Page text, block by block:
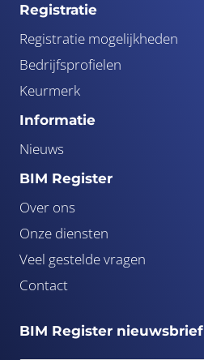
Registratie
Registratie mogelijkheden
Bedrijfsprofielen
Keurmerk
Informatie
Nieuws
BIM Register
Over ons
Onze diensten
Veel gestelde vragen
Contact
BIM Register nieuwsbrief